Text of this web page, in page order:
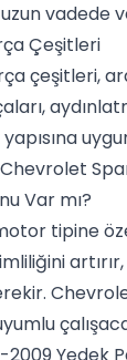
uzun vadede
Çeşitleri
çeşitleri,
Var mı?
tipine